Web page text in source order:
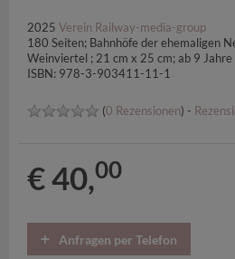
2025 Verein Railway-media-group
180 Seiten; Bahnhöfe der ehemaligen
Weinviertel ; 21 cm x 25 cm; ab 9 Jahre
ISBN: 978-3-903411-11-1
(0 Rezensionen) -
€ 40,00
Anfragen per Telefon